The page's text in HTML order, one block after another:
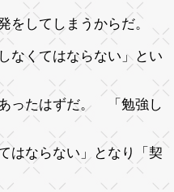
してしまうからだ。
なくてはならない」とい
ったはずだ。 「勉強し
はならない」となり「契